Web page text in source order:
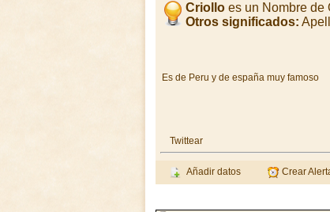
Criollo es un Nombre de
Otros significados:
Es de Peru y de españa muy famoso
Twittear
Añadir datos Crear